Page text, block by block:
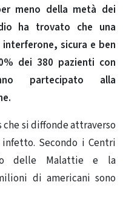
meno della metà dei
ha trovato che una
sicura e ben
dei 380 pazienti con
partecipato alla
che si diffonde attraverso
Secondo i Centri
delle Malattie e la
di americani sono